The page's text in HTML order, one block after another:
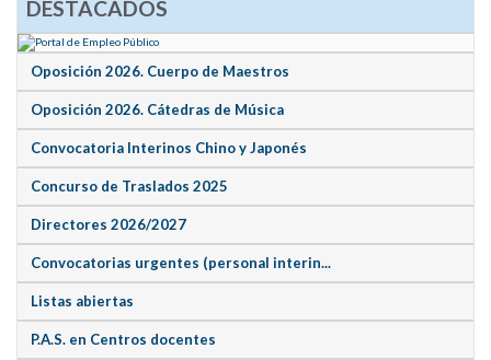
DESTACADOS
Oposición 2026. Cuerpo de Maestros
Oposición 2026. Cátedras de Música
Convocatoria Interinos Chino y Japonés
Concurso de Traslados 2025
Directores 2026/2027
Convocatorias urgentes (personal interin...
Listas abiertas
P.A.S. en Centros docentes